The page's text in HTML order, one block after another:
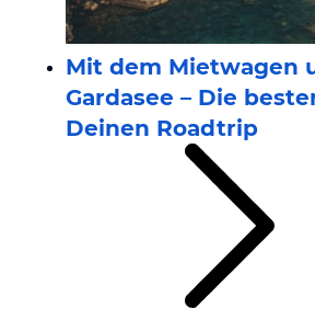
Mit dem Mietwagen
Gardasee – Die
Deinen Roadtrip